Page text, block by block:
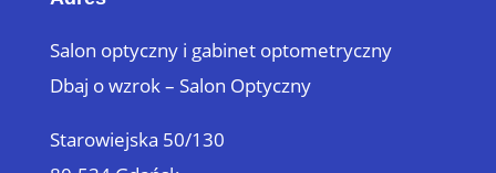
Salon optyczny i gabinet optometryczny
Dbaj o wzrok – Salon Optyczny
Starowiejska 50/130